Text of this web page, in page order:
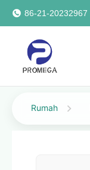
86-21-20232967
Rumah